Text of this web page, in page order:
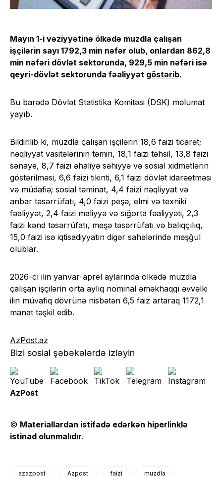
Mayın 1-i vəziyyətinə ölkədə muzdla çalışan
işçilərin sayı 1792,3 min nəfər olub, onlardan 862,8
min nəfəri dövlət sektorunda, 929,5 min nəfəri isə
qeyri-dövlət sektorunda fəaliyyət göstərib.
Bu barədə Dövlət Statistika Komitəsi (DSK) məlumat
yayıb.
Bildirilib ki, muzdla çalışan işçilərin 18,6 faizi ticarət;
nəqliyyat vasitələrinin təmiri, 18,1 faizi təhsil, 13,8 faizi
sənaye, 8,7 faizi əhaliyə səhiyyə və sosial xidmətlərin
göstərilməsi, 6,6 faizi tikinti, 6,1 faizi dövlət idarəetməsi
və müdafiə; sosial təminat, 4,4 faizi nəqliyyat və
anbar təsərrüfatı, 4,0 faizi peşə, elmi və texniki
fəaliyyət, 2,4 faizi maliyyə və sığorta fəaliyyəti, 2,3
faizi kənd təsərrüfatı, meşə təsərrüfatı və balıqçılıq,
15,0 faizi isə iqtisadiyyatın digər sahələrində məşğul
olublar.
2026-cı ilin yanvar-aprel aylarında ölkədə muzdla
çalışan işçilərin orta aylıq nominal əməkhaqqı əvvəlki
ilin müvafiq dövrünə nisbətən 6,5 faiz artaraq 1172,1
manat təşkil edib.
AzPost.az
Bizi sosial şəbəkələrdə izləyin
AzPost
© Materiallardan istifadə edərkən hiperlinklə
istinad olunmalıdır.
azazpost Azpost faizi muzdla